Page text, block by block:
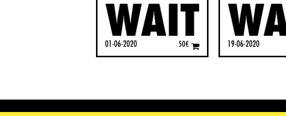
01-06-2020 50€ 19-06-2020